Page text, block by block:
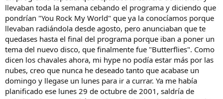
llevaban toda la semana cebando el programa y diciendo que
pondrían "You Rock My World" que ya la conocíamos porque
llevaban radiándola desde agosto, pero anunciaban que te
quedases hasta el final del programa porque iban a poner un
tema del nuevo disco, que finalmente fue "Butterflies". Como
dicen los chavales ahora, mi hype no podía estar más por las
nubes, creo que nunca he deseado tanto que acabase un
domingo y llegase un lunes para ir a currar. Ya me había
planificado ese lunes 29 de octubre de 2001, saldría de